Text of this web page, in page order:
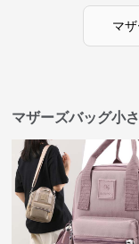
マ
マザーズバッグ小